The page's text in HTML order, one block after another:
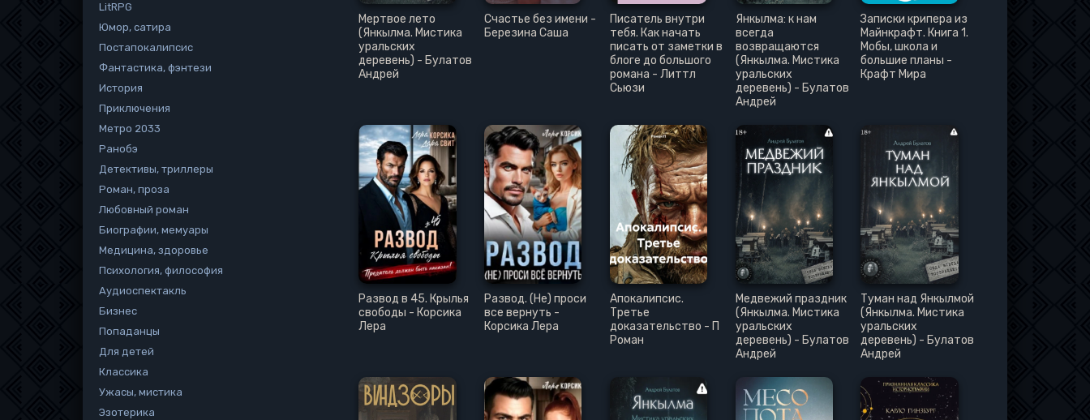
Мертвое лето
(Янкылма. Мистика
уральских
деревень) - Булатов
Андрей
Счастье без имени -
Березина Саша
Писатель внутри
тебя. Как начать
писать от заметки в
блоге до большого
романа - Литтл
Сьюзи
Янкылма: к нам
всегда
возвращаются
(Янкылма. Мистика
уральских
деревень) - Булатов
Андрей
Записки крипера из
Майнкрафт. Книга 1.
Мобы, школа и
большие планы -
Крафт Мира
Развод в 45. Крылья
свободы - Корсика
Лера
Развод. (Не) проси
все вернуть -
Корсика Лера
Апокалипсис.
Третье
доказательство - П
Роман
Медвежий праздник
(Янкылма. Мистика
уральских
деревень) - Булатов
Андрей
Туман над Янкылмой
(Янкылма. Мистика
уральских
деревень) - Булатов
Андрей
LitRPG
Юмор, сатира
Постапокалипсис
Фантастика, фэнтези
История
Приключения
Метро 2033
Ранобэ
Детективы, триллеры
Роман, проза
Любовный роман
Биографии, мемуары
Медицина, здоровье
Психология, философия
Аудиоспектакль
Бизнес
Попаданцы
Для детей
Классика
Ужасы, мистика
Эзотерика